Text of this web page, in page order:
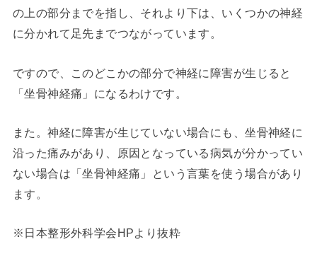
の上の部分までを指し、それより下は、いくつかの神経
に分かれて足先までつながっています。
ですので、このどこかの部分で神経に障害が生じると
「坐骨神経痛」になるわけです。
また。神経に障害が生じていない場合にも、坐骨神経に
沿った痛みがあり、原因となっている病気が分かってい
ない場合は「坐骨神経痛」という言葉を使う場合があり
ます。
※日本整形外科学会HPより抜粋